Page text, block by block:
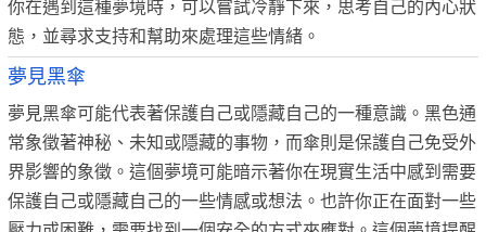
你在遇到這種夢境時，可以嘗試冷靜下來，思考自己的內心狀
態，並尋求支持和幫助來處理這些情緒。
夢見黑傘
夢見黑傘可能代表著保護自己或隱藏自己的一種意識。黑色通
常象徵著神秘、未知或隱藏的事物，而傘則是保護自己免受外
界影響的象徵。這個夢境可能暗示著你在現實生活中感到需要
保護自己或隱藏自己的一些情感或想法。也許你正在面對一些